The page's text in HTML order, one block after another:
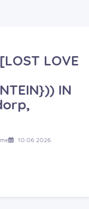
LOVE
IN
10.06.2026